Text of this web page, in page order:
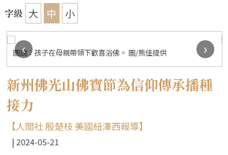
字級 大 中 小
圖說：孩子在母親帶領下歡喜浴佛。 圖/熊佳提供
‹
›
新州佛光山佛寶節為信仰傳承播種
接力
【人間社 殷楚枝 美國紐澤西報導】
2024-05-21